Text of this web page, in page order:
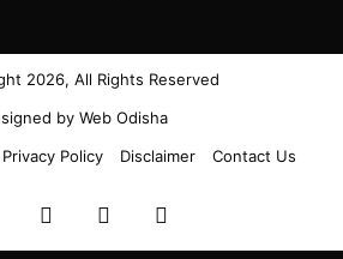
2026, All Rights Reserved
by Web Odisha
Privacy Policy Disclaimer Contact Us
TwitterYouTubeInstagram